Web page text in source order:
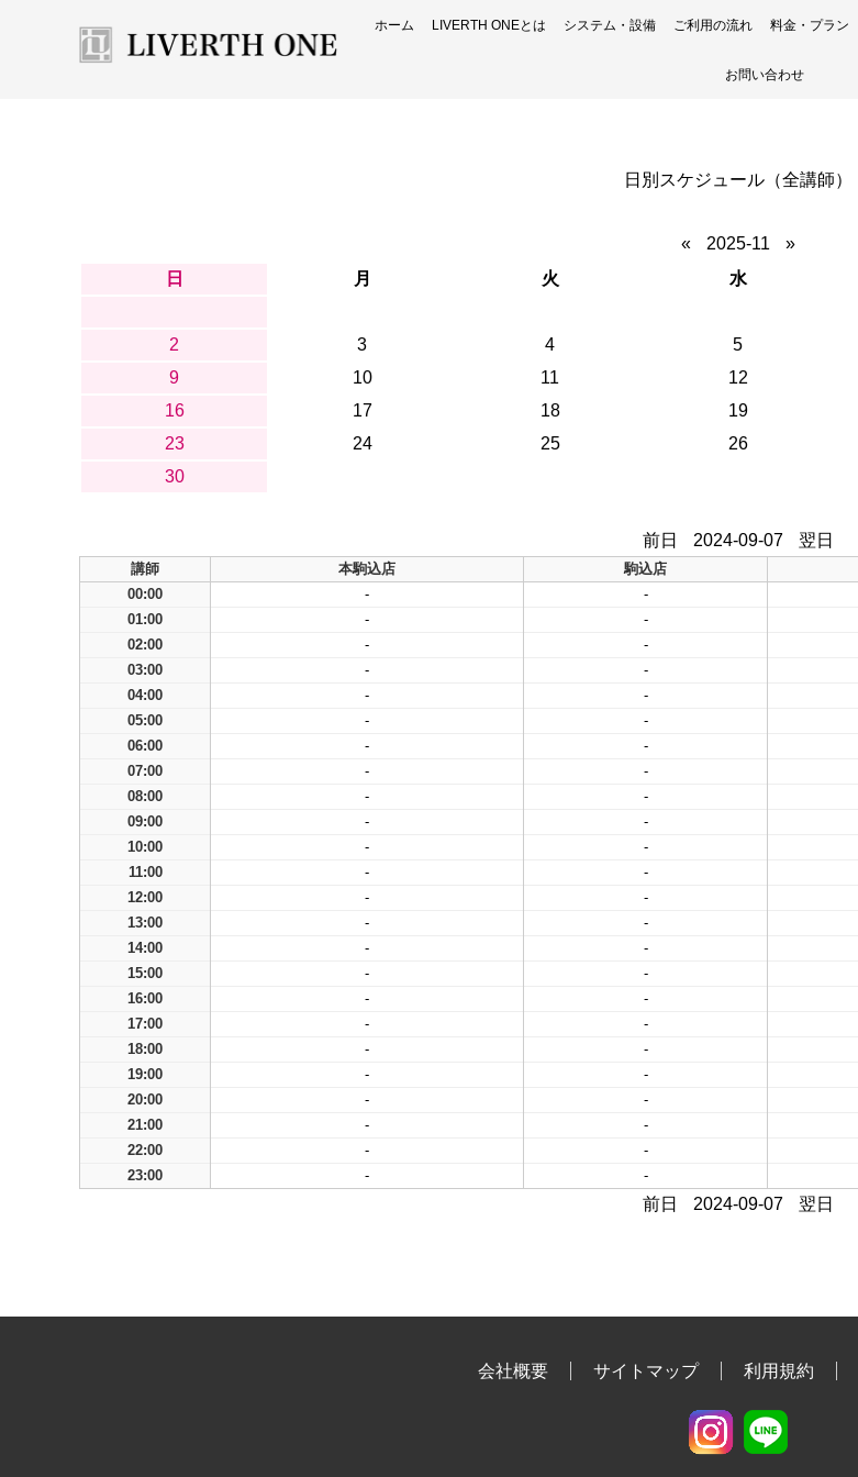
ホーム LIVERTH ONEとは システム・設備 ご利用の流れ 料金・プラン
お問い合わせ
日別スケジュール（全講師）
« 2025-11 »
日 月 火 水
2
3 4 5
9
10 11 12
16
17 18 19
23
24 25 26
30
前日 2024-09-07 翌日
講師 本駒込店 駒込店
00:00
- -
01:00
- -
02:00
- -
03:00
- -
04:00
- -
05:00
- -
06:00
- -
07:00
- -
08:00
- -
09:00
- -
10:00
- -
11:00
- -
12:00
- -
13:00
- -
14:00
- -
15:00
- -
16:00
- -
17:00
- -
18:00
- -
19:00
- -
20:00
- -
21:00
- -
22:00
- -
23:00
- -
前日 2024-09-07 翌日
会社概要 サイトマップ 利用規約